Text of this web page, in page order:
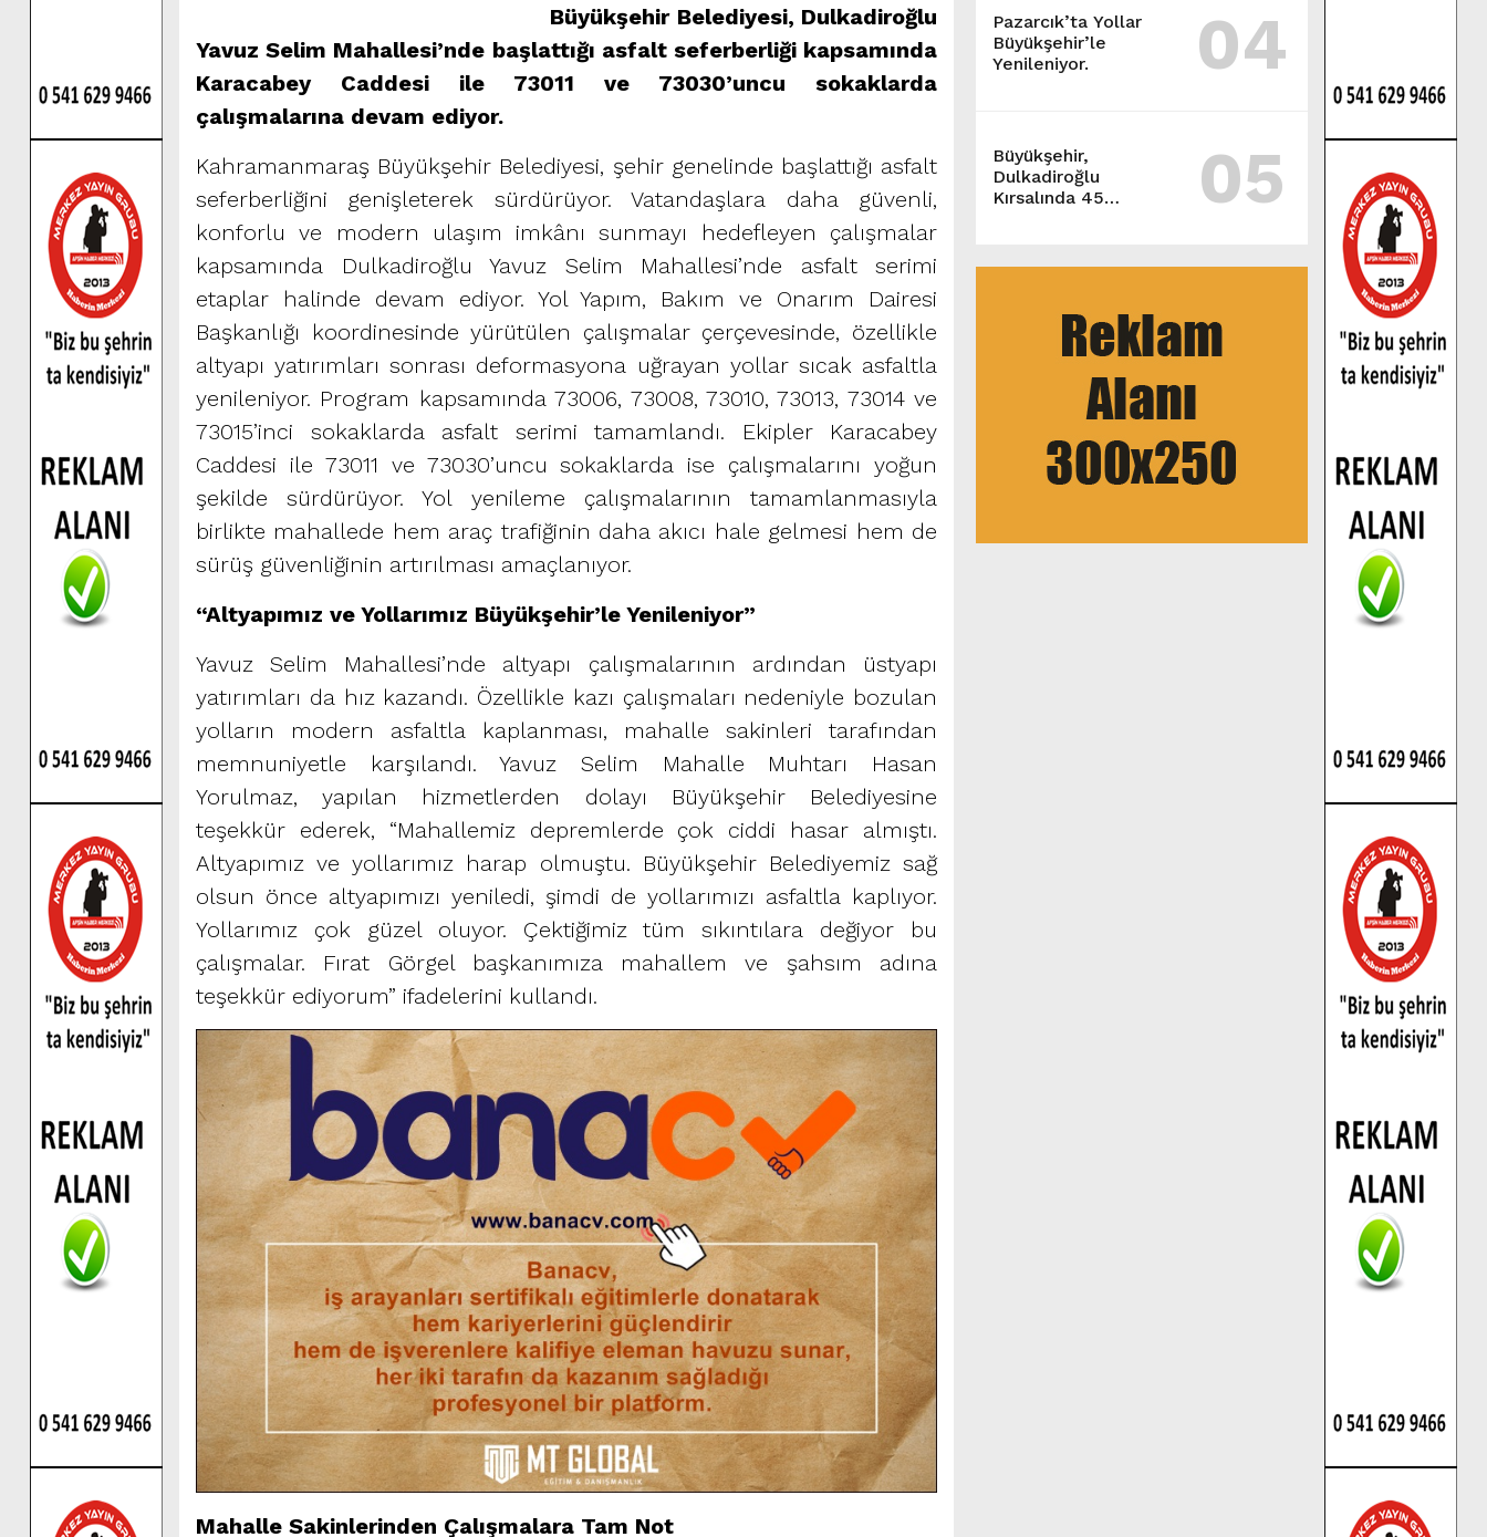
Pazarcık’ta Yollar
Büyükşehir’le
Yenileniyor.
04
Büyükşehir,
Dulkadiroğlu
Kırsalında 45
05
Büyükşehir Belediyesi, Dulkadiroğlu
Yavuz Selim Mahallesi’nde başlattığı asfalt seferberliği kapsamında
Karacabey Caddesi ile 73011 ve 73030’uncu sokaklarda
çalışmalarına devam ediyor.
Kahramanmaraş Büyükşehir Belediyesi, şehir genelinde başlattığı asfalt
seferberliğini genişleterek sürdürüyor. Vatandaşlara daha güvenli,
konforlu ve modern ulaşım imkânı sunmayı hedefleyen çalışmalar
kapsamında Dulkadiroğlu Yavuz Selim Mahallesi’nde asfalt serimi
etaplar halinde devam ediyor. Yol Yapım, Bakım ve Onarım Dairesi
Başkanlığı koordinesinde yürütülen çalışmalar çerçevesinde, özellikle
altyapı yatırımları sonrası deformasyona uğrayan yollar sıcak asfaltla
yenileniyor. Program kapsamında 73006, 73008, 73010, 73013, 73014 ve
73015’inci sokaklarda asfalt serimi tamamlandı. Ekipler Karacabey
Caddesi ile 73011 ve 73030’uncu sokaklarda ise çalışmalarını yoğun
şekilde sürdürüyor. Yol yenileme çalışmalarının tamamlanmasıyla
birlikte mahallede hem araç trafiğinin daha akıcı hale gelmesi hem de
sürüş güvenliğinin artırılması amaçlanıyor.
“Altyapımız ve Yollarımız Büyükşehir’le Yenileniyor”
Yavuz Selim Mahallesi’nde altyapı çalışmalarının ardından üstyapı
yatırımları da hız kazandı. Özellikle kazı çalışmaları nedeniyle bozulan
yolların modern asfaltla kaplanması, mahalle sakinleri tarafından
memnuniyetle karşılandı. Yavuz Selim Mahalle Muhtarı Hasan
Yorulmaz, yapılan hizmetlerden dolayı Büyükşehir Belediyesine
teşekkür ederek, “Mahallemiz depremlerde çok ciddi hasar almıştı.
Altyapımız ve yollarımız harap olmuştu. Büyükşehir Belediyemiz sağ
olsun önce altyapımızı yeniledi, şimdi de yollarımızı asfaltla kaplıyor.
Yollarımız çok güzel oluyor. Çektiğimiz tüm sıkıntılara değiyor bu
çalışmalar. Fırat Görgel başkanımıza mahallem ve şahsım adına
teşekkür ediyorum” ifadelerini kullandı.
Mahalle Sakinlerinden Çalışmalara Tam Not